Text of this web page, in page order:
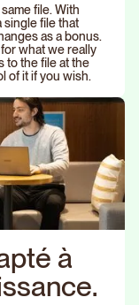
file. With
single file that
as a bonus.
what we really
to the file at the
of it if you wish.
pté à
ssance.